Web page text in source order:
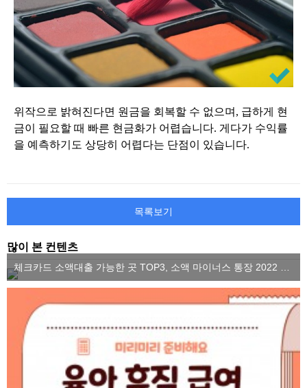
위작으로 밝혀진다면 원금을 회복할 수 없으며, 급하게 현
금이 필요할 때 빠른 현금화가 어렵습니다. 게다가 수익률
을 예측하기도 상당히 어렵다는 단점이 있습니다.
목록보기
많이 본 컨텐츠